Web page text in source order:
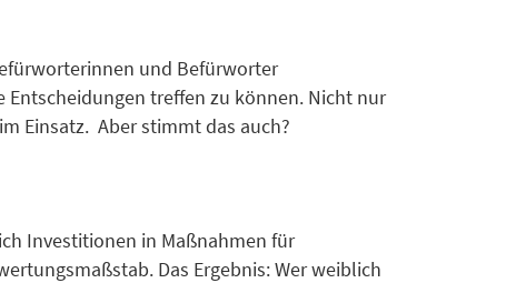
und Befürworter
Entscheidungen treffen zu können. Nicht nur
Einsatz. Aber stimmt das auch?
Investitionen in Maßnahmen für
Das Ergebnis: Wer weiblich